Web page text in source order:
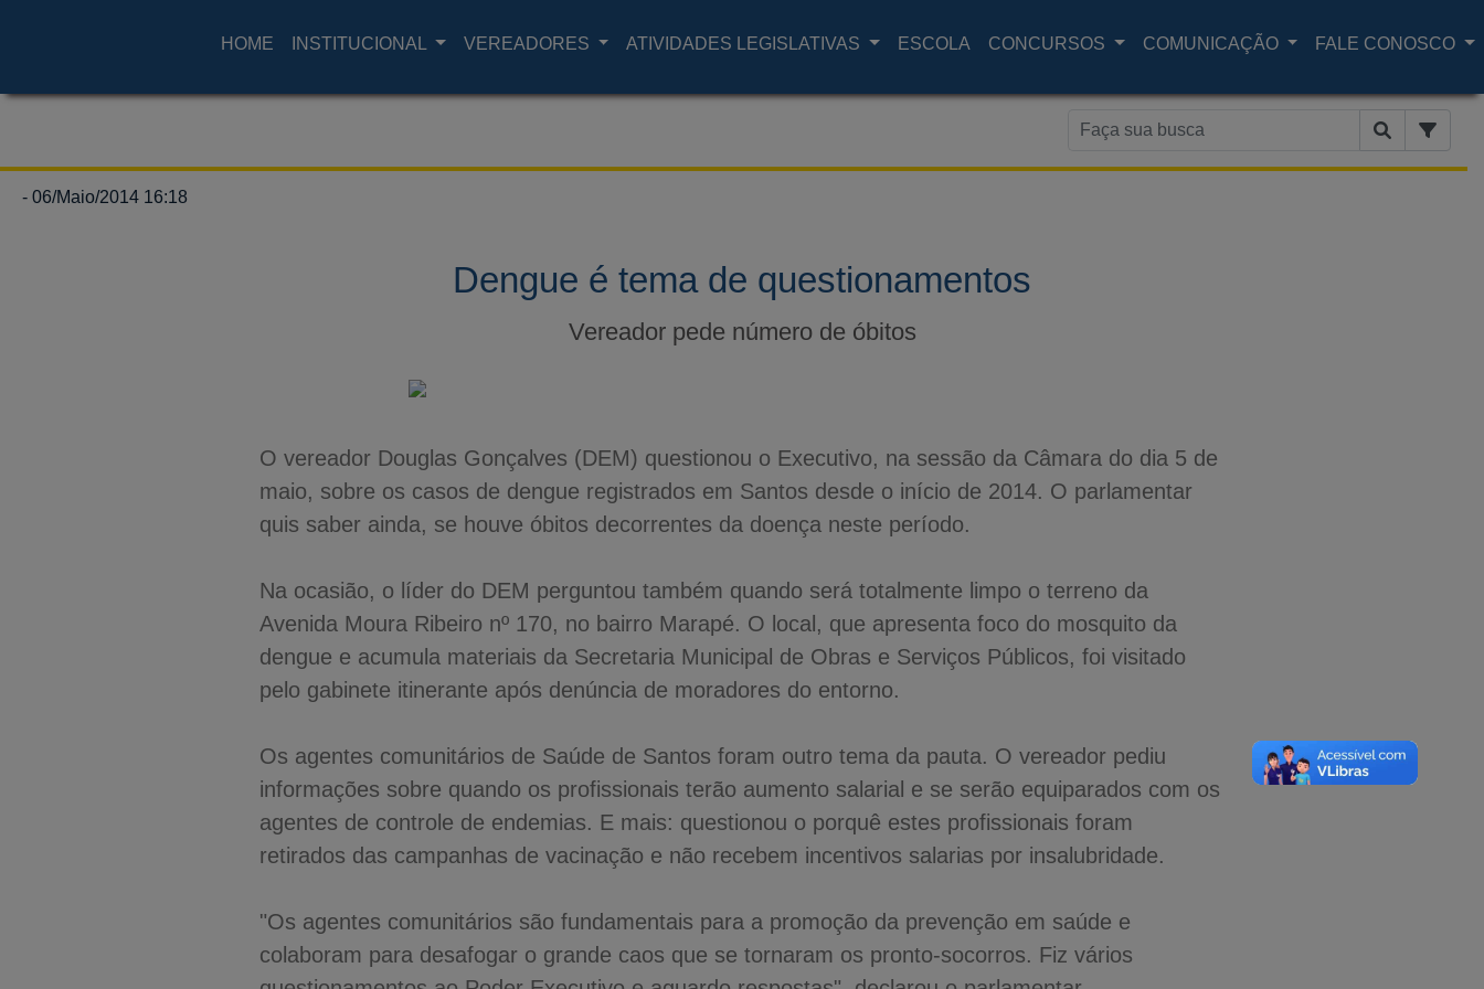
HOME INSTITUCIONAL VEREADORES ATIVIDADES LEGISLATIVAS ESCOLA CONCURSOS COMUNICAÇÃO FALE CONOSCO
- 06/Maio/2014 16:18
Dengue é tema de questionamentos
Vereador pede número de óbitos
O vereador Douglas Gonçalves (DEM) questionou o Executivo, na sessão da Câmara do dia 5 de
maio, sobre os casos de dengue registrados em Santos desde o início de 2014. O parlamentar
quis saber ainda, se houve óbitos decorrentes da doença neste período.
Na ocasião, o líder do DEM perguntou também quando será totalmente limpo o terreno da
Avenida Moura Ribeiro nº 170, no bairro Marapé. O local, que apresenta foco do mosquito da
dengue e acumula materiais da Secretaria Municipal de Obras e Serviços Públicos, foi visitado
pelo gabinete itinerante após denúncia de moradores do entorno.
Os agentes comunitários de Saúde de Santos foram outro tema da pauta. O vereador pediu
informações sobre quando os profissionais terão aumento salarial e se serão equiparados com os
agentes de controle de endemias. E mais: questionou o porquê estes profissionais foram
retirados das campanhas de vacinação e não recebem incentivos salarias por insalubridade.
"Os agentes comunitários são fundamentais para a promoção da prevenção em saúde e
colaboram para desafogar o grande caos que se tornaram os pronto-socorros. Fiz vários